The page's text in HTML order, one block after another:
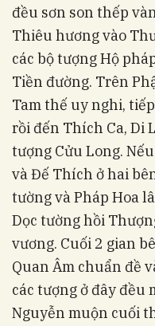
đều sơn son thếp
Thiêu hương vào
các bộ tượng Hộ
Tiền đường. Trên
Tam thế uy nghi,
rồi đến Thích Ca, Di
tượng Cửu Long.
và Đế Thích ở hai
tường và Pháp Hoa
Dọc tường hồi
vương. Cuối 2 gian
Quan Âm chuẩn đề
các tượng ở đây đều
Nguyễn muộn cuối